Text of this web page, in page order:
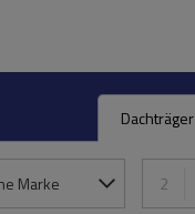
Dachträger
Marke 2